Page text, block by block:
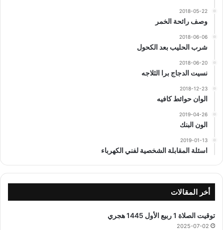
2018-05-22
وصف رائحة الخمر
2018-06-06
شرب الحليب بعد الكحول
2018-06-20
نسيت الدجاج برا الثلاجه
2018-12-23
الوان حوائط كافيه
2019-04-26
الون البنك
2019-01-13
اسئلة المقابلة الشخصية لفني الكهرباء
أخر المقالات
توقيت الصلاة 1 ربيع الأول 1445 هجري
2025-07-02